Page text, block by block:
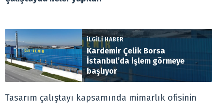
İLGİLİ HABER
Kardemir Çelik Borsa
İstanbul’da işlem görmeye
başlıyor
Tasarım çalıştayı kapsamında mimarlık ofisinin